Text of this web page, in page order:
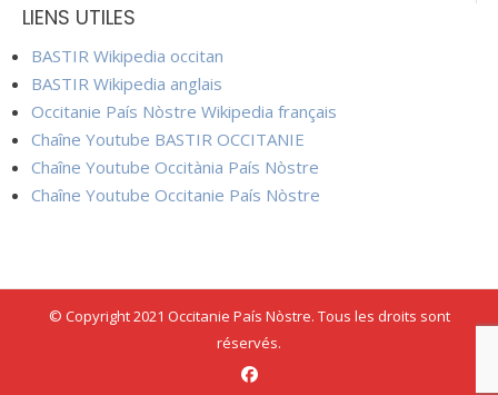
LIENS UTILES
BASTIR Wikipedia occitan
BASTIR Wikipedia anglais
Occitanie País Nòstre Wikipedia français
Chaîne Youtube BASTIR OCCITANIE
Chaîne Youtube Occitània País Nòstre
Chaîne Youtube Occitanie País Nòstre
© Copyright 2021 Occitanie País Nòstre. Tous les droits sont
réservés.